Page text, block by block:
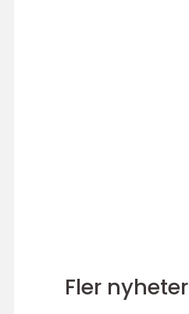
Fler nyheter